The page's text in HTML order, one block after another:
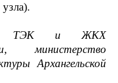
ТЭК и ЖКХ
министерство
Архангельской